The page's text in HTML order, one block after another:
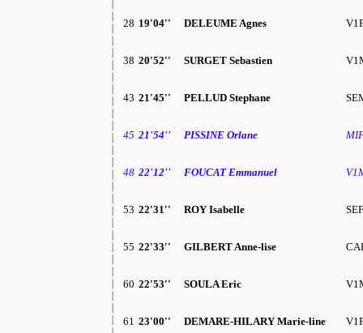
28 19'04'' DELEUME Agnes
38 20'52'' SURGET Sebastien
43 21'45'' PELLUD Stephane
45 21'54'' PISSINE Orlane
48 22'12'' FOUCAT Emmanuel
53 22'31'' ROY Isabelle
55 22'33'' GILBERT Anne-lise
60 22'53'' SOULA Eric
61 23'00'' DEMARE-HILARY Marie-line